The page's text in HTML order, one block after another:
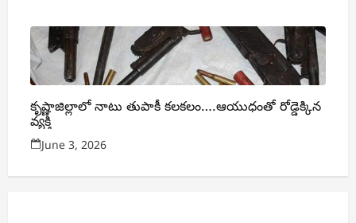
కృష్ణాజిల్లాలో నాటు తుపాకీ కలకలం….ఆయుధంతో రోడ్డెక్కిన
వ్యక్తి
June 3, 2026